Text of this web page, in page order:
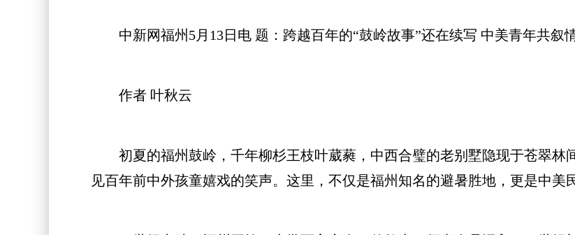
中新网福州5月13日电 题：跨越百年的“鼓岭故事”还在续写 中美青年共叙
作者 叶秋云
初夏的福州鼓岭，千年柳杉王枝叶葳蕤，中西合璧的老别墅隐现于苍翠林
见百年前中外孩童嬉戏的笑声。这里，不仅是福州知名的避暑胜地，更是中美